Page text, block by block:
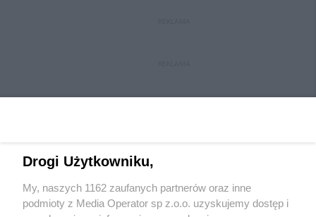
Wydawca mediówlokalnych
Drogi Użytkowniku,
My, naszych 1162 zaufanych partnerów oraz inne
podmioty z Media Operator sp z.o.o. uzyskujemy dostęp i